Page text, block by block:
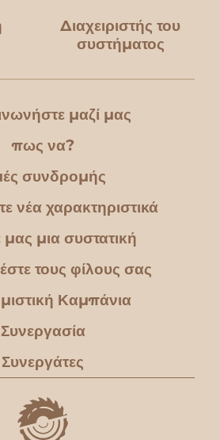
Διαχειριστής του
συστήματος
μαζί μας
πως να?
συνδρομής
νέα χαρακτηριστικά
μια συστατική
τους φίλους σας
Καμπάνια
Συνεργασία
Συνεργάτες